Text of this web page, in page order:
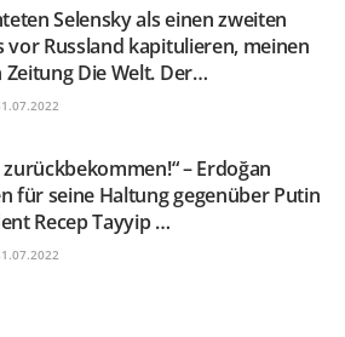
Selensky als einen zweiten
vor Russland kapitulieren, meinen
Die Welt. Der…
zurückbekommen!“ – Erdoğan
für seine Haltung gegenüber Putin
Recep Tayyip …